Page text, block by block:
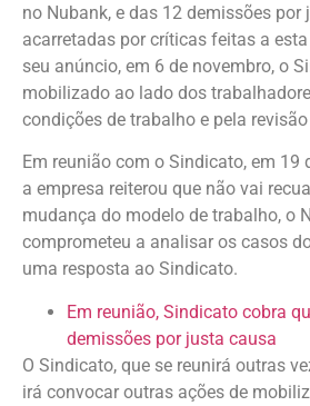
no Nubank, e das 12 demissões por
acarretadas por críticas feitas a
seu anúncio, em 6 de novembro, o
mobilizado ao lado dos
condições de trabalho e pela
Em reunião com o Sindicato, em 19
a empresa reiterou que não vai
mudança do modelo de trabalho, o
comprometeu a analisar os casos
uma resposta ao Sindicato.
Em reunião, Sindicato cobra
demissões por justa causa
O Sindicato, que se reunirá outras
irá convocar outras ações de